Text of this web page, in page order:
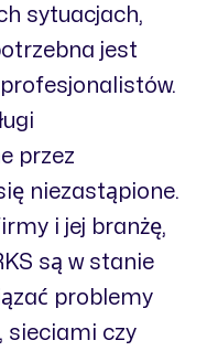
sytuacjach,
jest
przez
niezastąpione.
i jej branżę,
są w stanie
problemy
sieciami czy